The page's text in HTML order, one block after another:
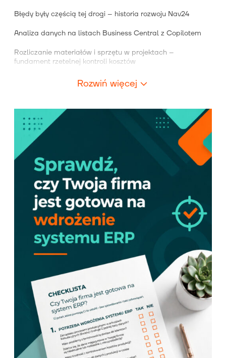
Błędy były częścią tej drogi – historia rozwoju Nav24
Analiza danych na listach Business Central z Copilotem
Rozliczanie materiałów i sprzętu w projektach –
fundament rzetelnej kontroli kosztów
Rozwiń więcej